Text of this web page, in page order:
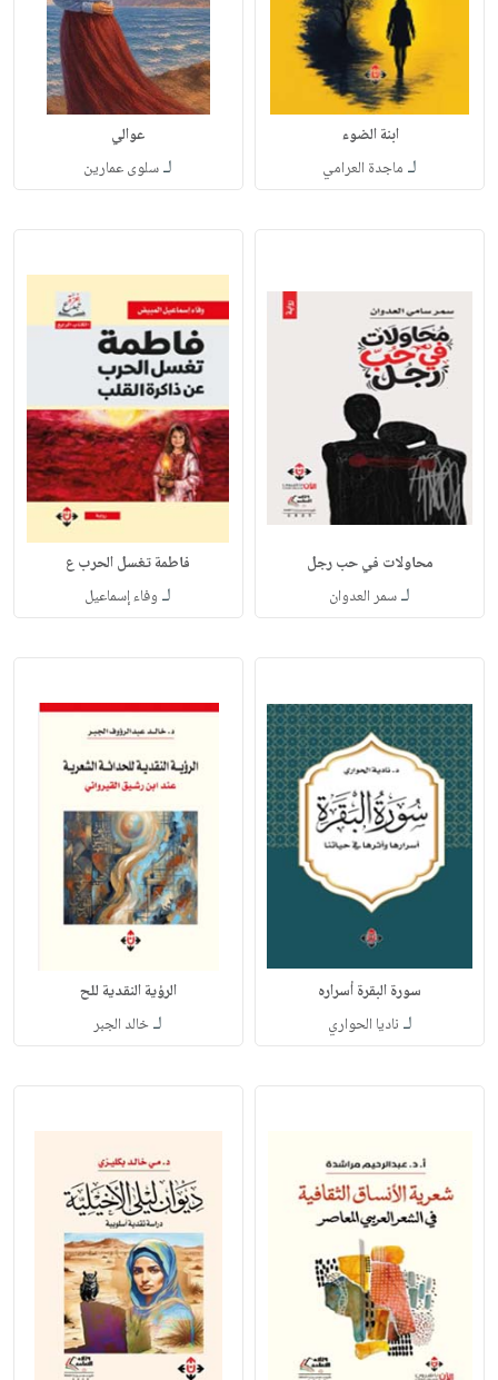
ابنة الضوء
لـ ماجدة العرامي
عوالي
لـسلوى عمارين
محاولات في حب رجل
لـسمر العدوان
فاطمة تغسل الحرب ع
لـ وفاء إسماعيل
سورة البقرة أسراره
لـ ناديا الحواري
الرؤية النقدية للح
لـخالد الجبر